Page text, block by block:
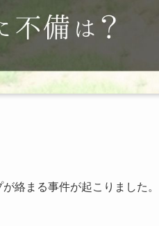
絡まる事件が起こりました。